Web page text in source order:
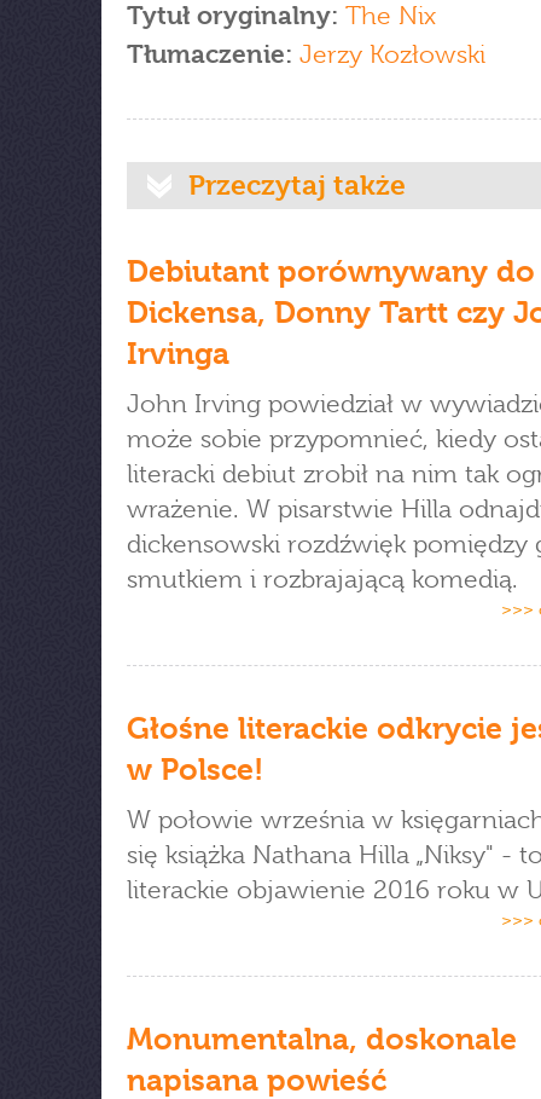
Tytuł oryginalny: The Nix
Tłumaczenie: Jerzy Kozłowski
Przeczytaj także
Debiutant porównywany do
Dickensa, Donny Tartt czy
Irvinga
John Irving powiedział w
może sobie przypomnieć, kiedy
literacki debiut zrobił na nim tak
wrażenie. W pisarstwie Hilla
dickensowski rozdźwięk pomiędzy
smutkiem i rozbrajającą komedią.
>>>
Głośne literackie odkrycie
w Polsce!
W połowie września w
się książka Nathana Hilla „Niksy" -
literackie objawienie 2016 roku w
>>>
Monumentalna, doskonale
napisana powieść